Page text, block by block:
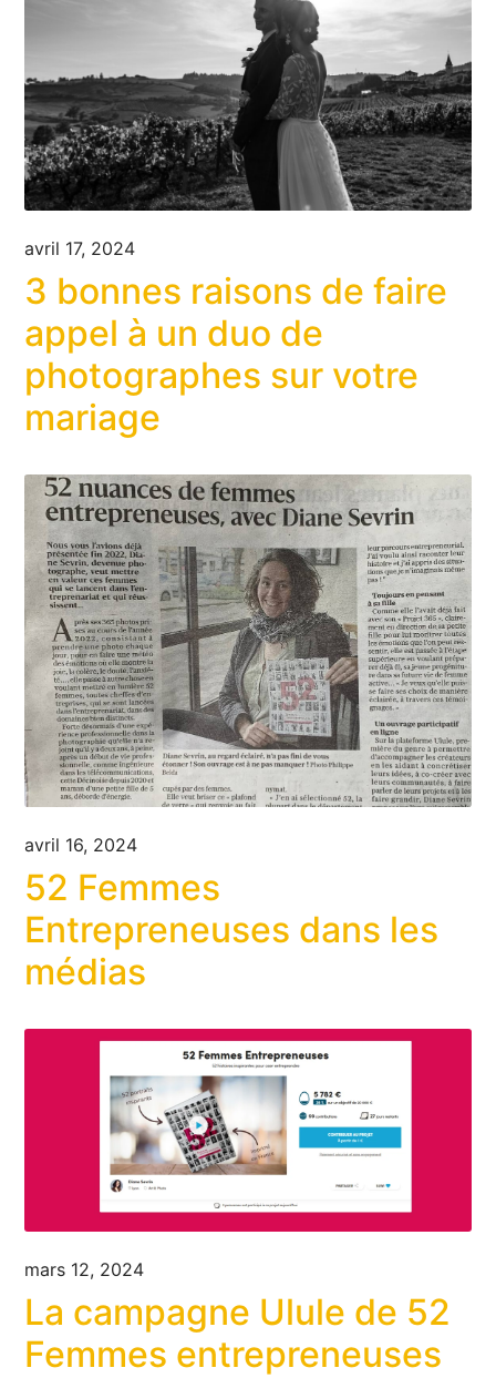
avril 17, 2024
3 bonnes raisons de faire
appel à un duo de
photographes sur votre
mariage
avril 16, 2024
52 Femmes
Entrepreneuses dans les
médias
mars 12, 2024
La campagne Ulule de 52
Femmes entrepreneuses